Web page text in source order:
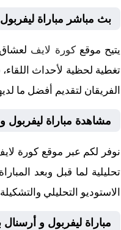
بث مباشر مباراة
يتيح موقعكورة لايف
تغطية لحظية لأحداث
الفريقان لتقديم أفضل ما
مشاهدة مباراة ليفربول
نوفر لكم عبر موقع كورة
تحليلية لما قبل وبعد
الاستوديو التحليلي
مباراة ليفربول و